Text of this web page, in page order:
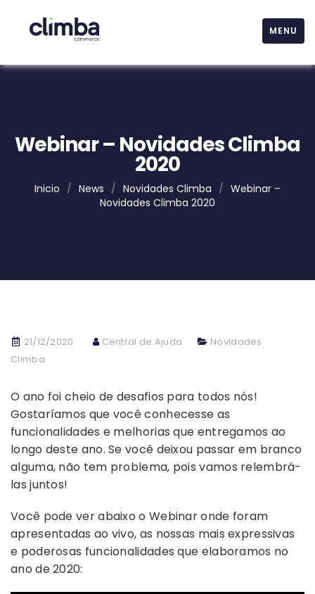
MENU
Webinar – Novidades Climba
2020
Inicio / News / Novidades Climba / Webinar –
Novidades Climba 2020
21/12/2020 Central de Ajuda
Novidades
Climba
O ano foi cheio de desafios para todos nós!
Gostaríamos que você conhecesse as
funcionalidades e melhorias que entregamos ao
longo deste ano. Se você deixou passar em branco
alguma, não tem problema, pois vamos relembrá-
las juntos!
Você pode ver abaixo o Webinar onde foram
apresentadas ao vivo, as nossas mais expressivas
e poderosas funcionalidades que elaboramos no
ano de 2020: